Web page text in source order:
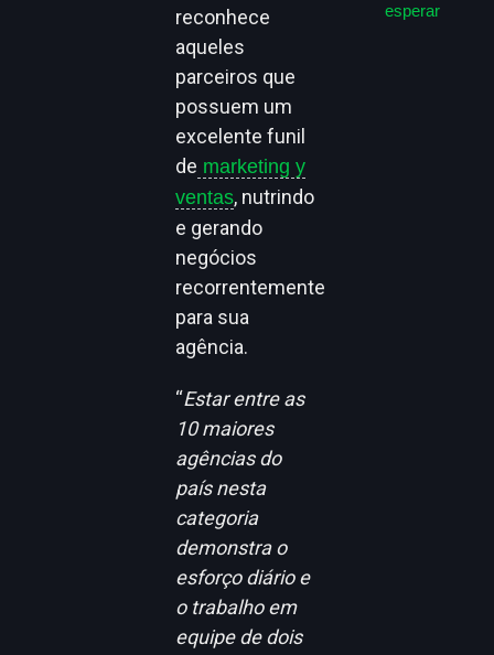
reconhece
aqueles
parceiros que
possuem um
excelente funil
de marketing y
ventas, nutrindo
e gerando
negócios
recorrentemente
para sua
agência.
“Estar entre as
10 maiores
agências do
país nesta
categoria
demonstra o
esforço diário e
o trabalho em
equipe de dois
esperar